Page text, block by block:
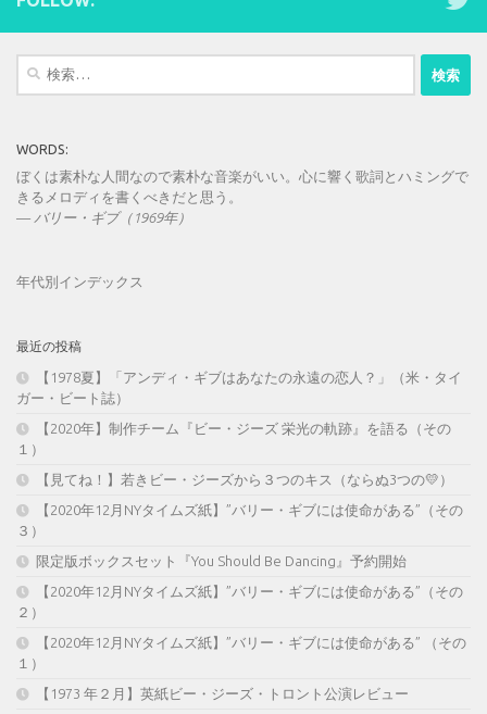
WORDS:
ぼくは素朴な人間なので素朴な音楽がいい。心に響く歌詞とハミングで
きるメロディを書くべきだと思う。
— バリー・ギブ（1969年）
年代別インデックス
最近の投稿
【1978夏】「アンディ・ギブはあなたの永遠の恋人？」（米・タイ
ガー・ビート誌）
【2020年】制作チーム『ビー・ジーズ 栄光の軌跡』を語る（その
１）
【見てね！】若きビー・ジーズから３つのキス（ならぬ3つの💛）
【2020年12月NYタイムズ紙】”バリー・ギブには使命がある”（その
３）
限定版ボックスセット『You Should Be Dancing』予約開始
【2020年12月NYタイムズ紙】”バリー・ギブには使命がある”（その
２）
【2020年12月NYタイムズ紙】”バリー・ギブには使命がある” （その
１）
【1973 年２月】英紙ビー・ジーズ・トロント公演レビュー